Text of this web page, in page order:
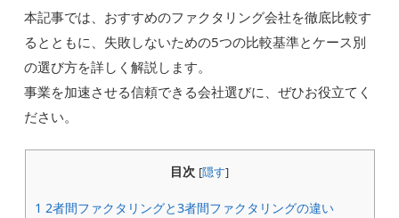
本記事では、おすすめのファクタリング会社を徹底比較す
るとともに、失敗しないための5つの比較基準とケース別
の選び方を詳しく解説します。
事業を加速させる信頼できる会社選びに、ぜひお役立てく
ださい。
目次 [隠す]
1 2者間ファクタリングと3者間ファクタリングの違い